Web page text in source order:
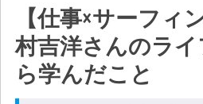
【仕事×サーフィ
村吉洋さんのラ
ら学んだこと